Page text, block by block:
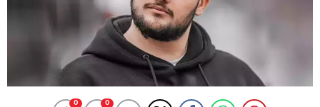
0 0